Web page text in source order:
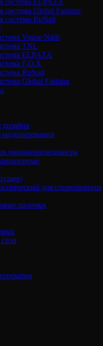
система ELPAZA
система Global Fashion
система RuNail
Vogue Nails
TNL
ELPAZA
F.O.X
RuNail
Global Fashion
моделирования
маникюра/педикюра
для стерилизации
палочки